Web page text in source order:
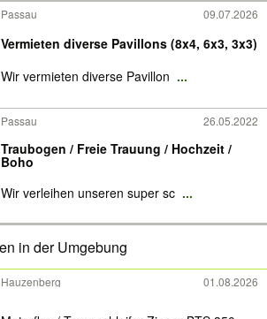
Passau 09.07.2026
Vermieten diverse Pavillons (8x4, 6x3, 3x3)
Wir vermieten diverse Pavillon ...
Passau 26.05.2022
Traubogen / Freie Trauung / Hochzeit /
Boho
Wir verleihen unseren super sc ...
in der Umgebung
Hauzenberg 01.08.2026